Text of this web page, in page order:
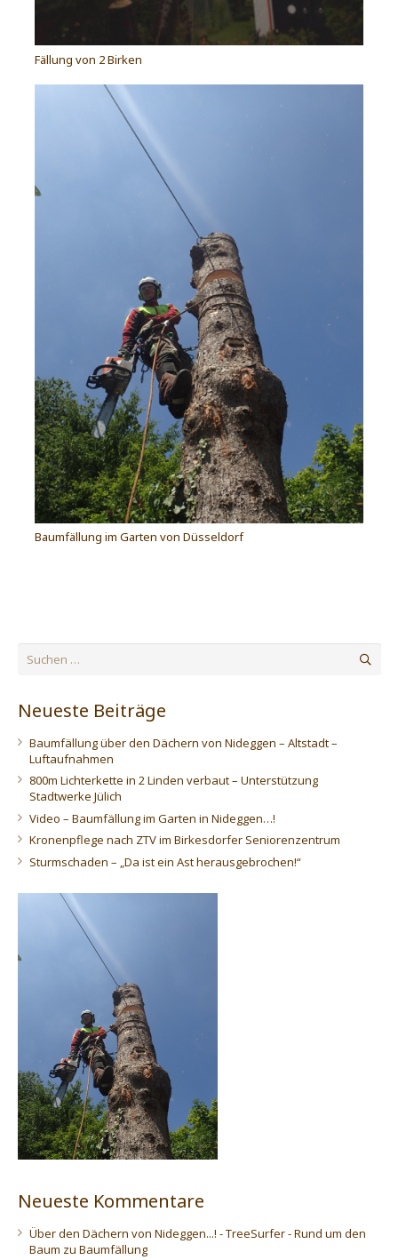
Fällung von 2 Birken
Baumfällung im Garten von Düsseldorf
Suchen
Neueste Beiträge
Baumfällung über den Dächern von Nideggen – Altstadt –
Luftaufnahmen
800m Lichterkette in 2 Linden verbaut – Unterstützung
Stadtwerke Jülich
Video – Baumfällung im Garten in Nideggen…!
Kronenpflege nach ZTV im Birkesdorfer Seniorenzentrum
Sturmschaden – „Da ist ein Ast herausgebrochen!“
Neueste Kommentare
Über den Dächern von Nideggen...! - TreeSurfer - Rund um den
Baum zu Baumfällung